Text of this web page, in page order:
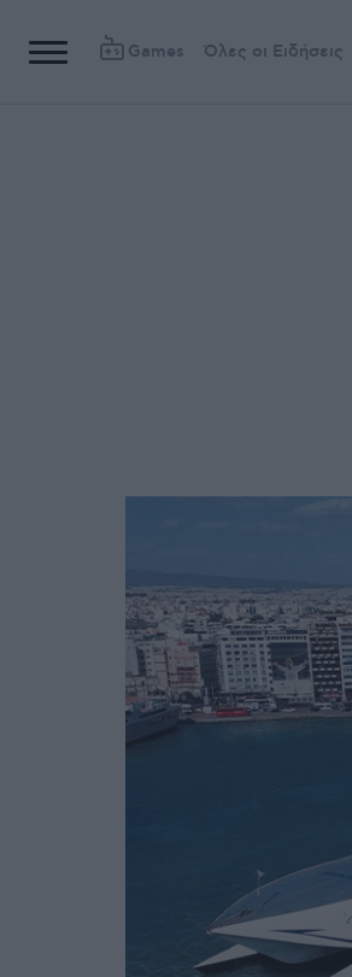
Games Όλες οι Ειδήσεις